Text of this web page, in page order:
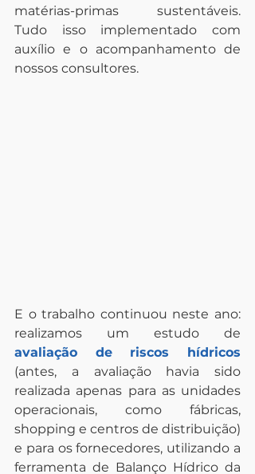
matérias-primas sustentáveis.
Tudo isso implementado com
auxílio e o acompanhamento de
nossos consultores.
E o trabalho continuou neste ano:
avaliação de riscos hídricos
(antes, a avaliação havia sido
realizada apenas para as unidades
operacionais, como fábricas,
shopping e centros de distribuição)
e para os fornecedores, utilizando a
ferramenta de Balanço Hídrico da